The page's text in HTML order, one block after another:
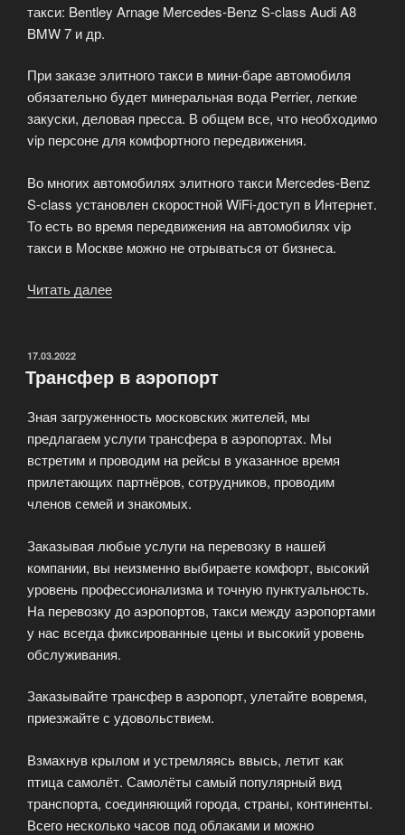
такси: Bentley Arnage Mercedes-Benz S-class Audi A8
BMW 7 и др.
При заказе элитного такси в мини-баре автомобиля
обязательно будет минеральная вода Perrier, легкие
закуски, деловая пресса. В общем все, что необходимо
vip персоне для комфортного передвижения.
Во многих автомобилях элитного такси Mercedes-Benz
S-class установлен скоростной WiFi-доступ в Интернет.
То есть во время передвижения на автомобилях vip
такси в Москве можно не отрываться от бизнеса.
Читать далее
ОПУБЛИКОВАНО
17.03.2022
Трансфер в аэропорт
Зная загруженность московских жителей, мы
предлагаем услуги трансфера в аэропортах. Мы
встретим и проводим на рейсы в указанное время
прилетающих партнёров, сотрудников, проводим
членов семей и знакомых.
Заказывая любые услуги на перевозку в нашей
компании, вы неизменно выбираете комфорт, высокий
уровень профессионализма и точную пунктуальность.
На перевозку до аэропортов, такси между аэропортами
у нас всегда фиксированные цены и высокий уровень
обслуживания.
Заказывайте трансфер в аэропорт, улетайте вовремя,
приезжайте с удовольствием.
Взмахнув крылом и устремляясь ввысь, летит как
птица самолёт. Самолёты самый популярный вид
транспорта, соединяющий города, страны, континенты.
Всего несколько часов под облаками и можно